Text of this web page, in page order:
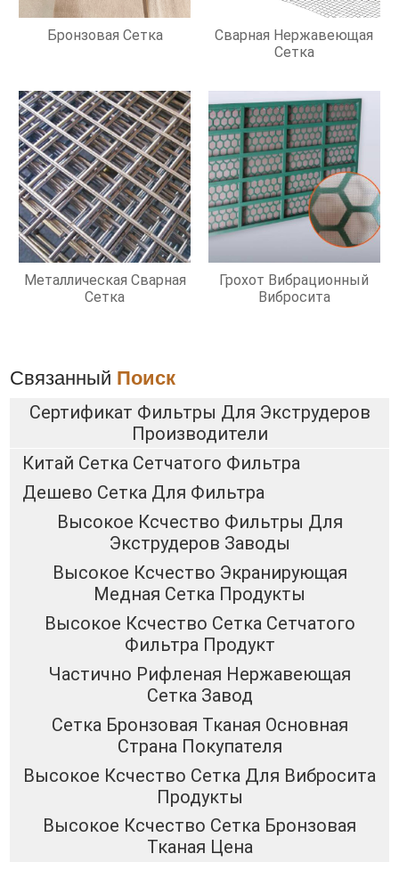
Бронзовая Сетка
Сварная Нержавеющая
Сетка
Металлическая Сварная
Сетка
Грохот Вибрационный
Вибросита
Связанный Поиск
Сертификат Фильтры Для Экструдеров
Производители
Китай Сетка Сетчатого Фильтра
Дешево Сетка Для Фильтра
Высокое Ксчество Фильтры Для
Экструдеров Заводы
Высокое Ксчество Экранирующая
Медная Сетка Продукты
Высокое Ксчество Сетка Сетчатого
Фильтра Продукт
Частично Рифленая Нержавеющая
Сетка Завод
Сетка Бронзовая Тканая Основная
Страна Покупателя
Высокое Ксчество Сетка Для Вибросита
Продукты
Высокое Ксчество Сетка Бронзовая
Тканая Цена